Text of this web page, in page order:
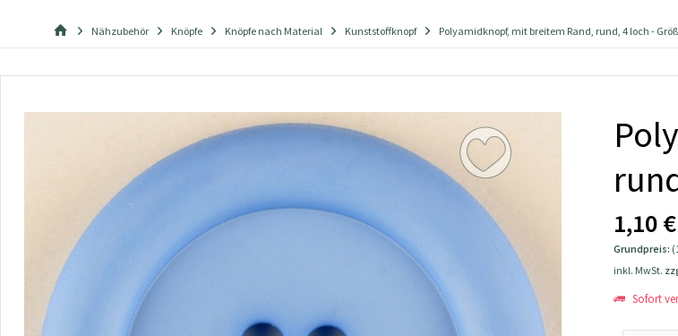
Nähzubehör Knöpfe Knöpfe nach Material Kunststoffknopf Polyamidknopf, mit breitem Rand, rund, 4 loch -
1,10
Grundpreis:
inkl. MwSt.
Sofort